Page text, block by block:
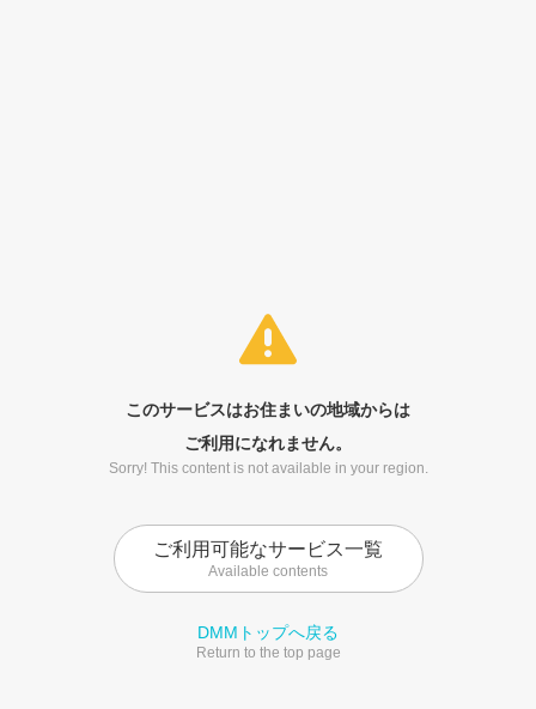
このサービスはお住まいの地域からは
ご利用になれません。
Sorry! This content is not available in your region.
ご利用可能なサービス一覧
Available contents
DMMトップへ戻る
Return to the top page